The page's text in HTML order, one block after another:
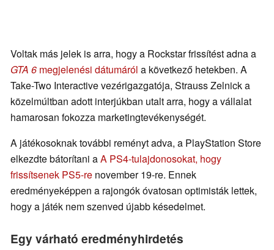
Voltak más jelek is arra, hogy a Rockstar frissítést adna a
GTA 6 megjelenési dátumáról a következő hetekben. A
Take-Two Interactive vezérigazgatója, Strauss Zelnick a
közelmúltban adott interjúkban utalt arra, hogy a vállalat
hamarosan fokozza marketingtevékenységét.
A játékosoknak további reményt adva, a PlayStation Store
elkezdte bátorítani aA PS4-tulajdonosokat, hogy
frissítsenek PS5-re november 19-re. Ennek
eredményeképpen a rajongók óvatosan optimisták lettek,
hogy a játék nem szenved újabb késedelmet.
Egy várható eredményhirdetés